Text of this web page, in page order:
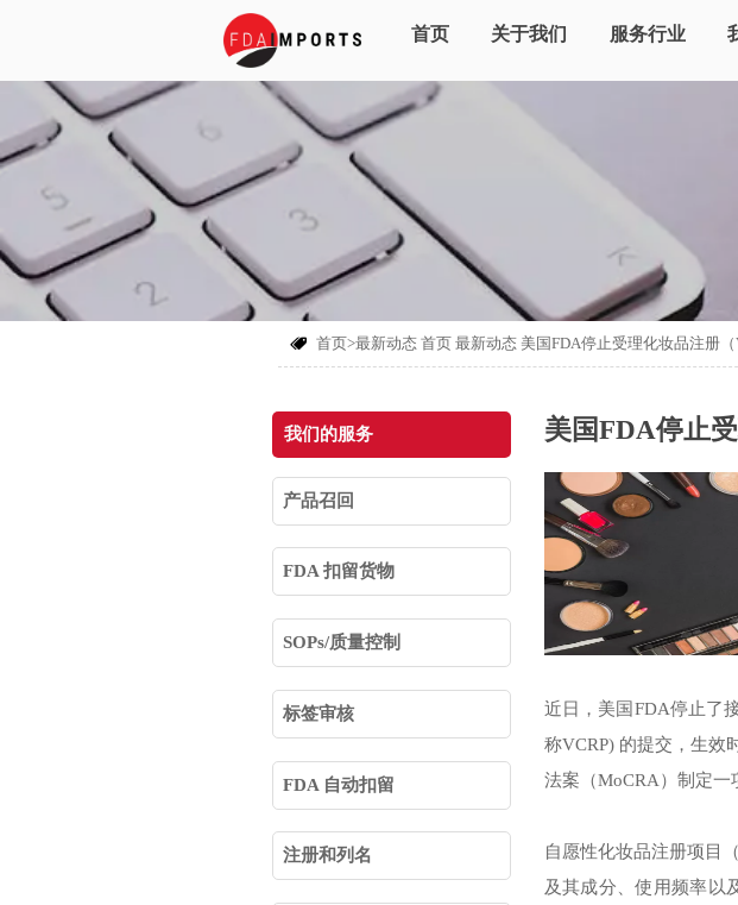
首页 关于我们 服务行业
 首页>最新动态 首页 最新动态 美国FDA停止受理化妆品注册
我们的服务
产品召回
FDA 扣留货物
SOPs/质量控制
标签审核
FDA 自动扣留
注册和列名
美国FDA停止
近日，美国FDA停止了
称VCRP) 的提交，生效
法案（MoCRA）制定一
自愿性化妆品注册项目
及其成分、使用频率以